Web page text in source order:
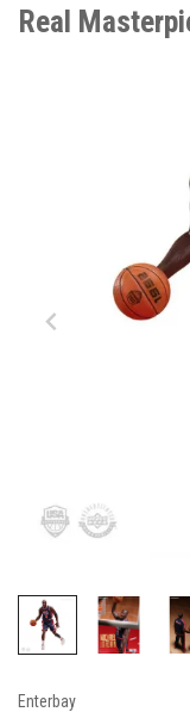
Real
Enterbay